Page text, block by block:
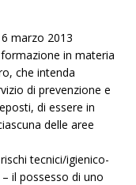
marzo 2013
in materia
che intenda
di prevenzione e
di essere in
delle aree
tecnici/igienico-
il possesso di uno